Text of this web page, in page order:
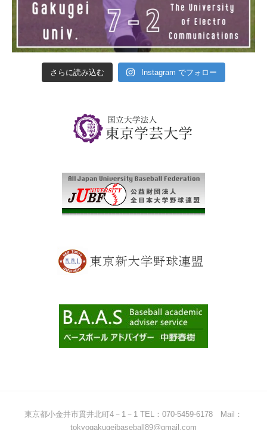
さらに読み込む Instagram でフォロー
東京都小金井市貫井北町4－1－1 TEL：070-5459-6178 Mail：
tokyogakugeibaseball89@gmail.com